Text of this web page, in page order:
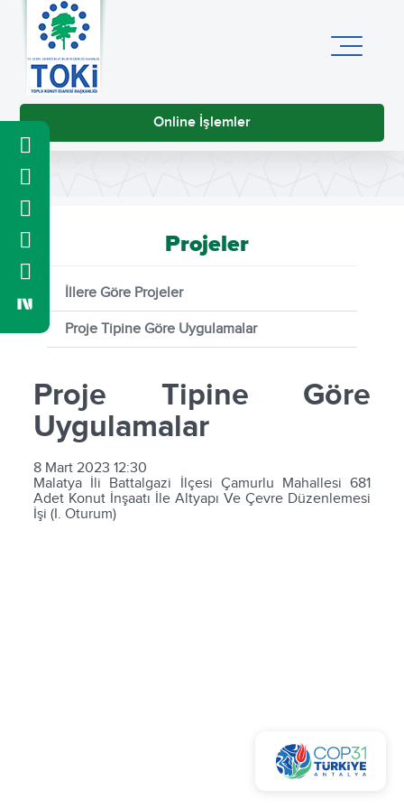
Online İşlemler
Projeler
İllere Göre Projeler
Proje Tipine Göre Uygulamalar
Proje Tipine Göre
Uygulamalar
8 Mart 2023 12:30
Malatya İli Battalgazi İlçesi Çamurlu Mahallesi 681
Adet Konut İnşaatı İle Altyapı Ve Çevre Düzenlemesi
İşi (I. Oturum)